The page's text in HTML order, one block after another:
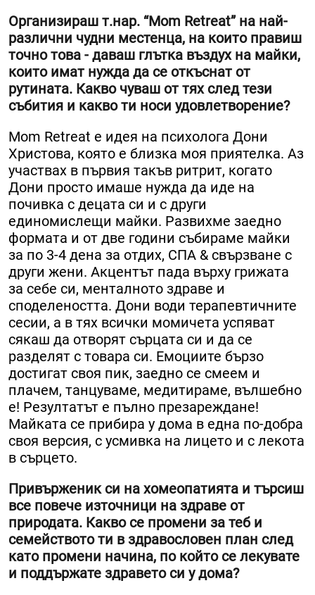
Организираш т.нар. “Mom Retreat” на най-
различни чудни местенца, на които правиш
точно това - даваш глътка въздух на майки,
които имат нужда да се откъснат от
рутината. Какво чуваш от тях след тези
събития и какво ти носи удовлетворение?
Mom Retreat е идея на психолога Дони
Христова, която е близка моя приятелка. Аз
участвах в първия такъв ритрит, когато
Дони просто имаше нужда да иде на
почивка с децата си и с други
единомислещи майки. Развихме заедно
формата и от две години събираме майки
за по 3-4 дена за отдих, СПА & свързване с
други жени. Акцентът пада върху грижата
за себе си, менталното здраве и
споделеността. Дони води терапевтичните
сесии, а в тях всички момичета успяват
сякаш да отворят сърцата си и да се
разделят с товара си. Емоциите бързо
достигат своя пик, заедно се смеем и
плачем, танцуваме, медитираме, вълшебно
е! Резултатът е пълно презареждане!
Майката се прибира у дома в една по-добра
своя версия, с усмивка на лицето и с лекота
в сърцето.
Привърженик си на хомеопатията и търсиш
все повече източници на здраве от
природата. Какво се промени за теб и
семейството ти в здравословен план след
като промени начина, по който се лекувате
и поддържате здравето си у дома?